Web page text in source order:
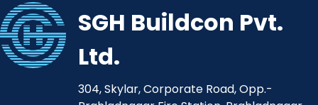
SGH Buildcon Pvt.
Ltd.
304, Skylar, Corporate Road, Opp.-